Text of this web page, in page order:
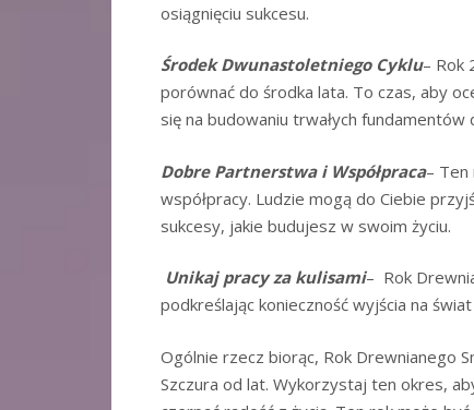
osiągnięciu sukcesu.
Środek Dwunastoletniego Cyklu– Rok
porównać do środka lata. To czas, aby
się na budowaniu trwałych fundamentów
Dobre Partnerstwa i Współpraca– Ten
współpracy. Ludzie mogą do Ciebie
sukcesy, jakie budujesz w swoim życiu.
Unikaj pracy za kulisami– Rok
podkreślając konieczność wyjścia na
Ogólnie rzecz biorąc, Rok Drewnianego
Szczura od lat. Wykorzystaj ten okres,